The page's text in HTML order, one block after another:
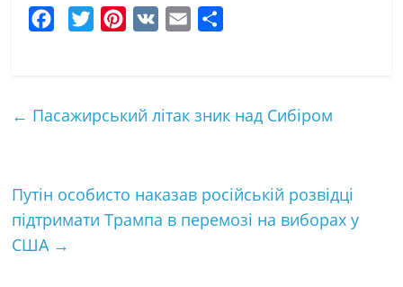
b
k
t
e
s
t
l
к
← Пасажирський літак зник над Сибіром
Путін особисто наказав російській розвідці
підтримати Трампа в перемозі на виборах у
США →